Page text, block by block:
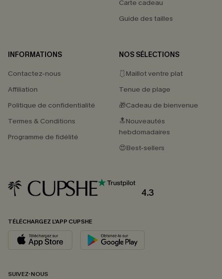
Carte cadeau
Guide des tailles
INFORMATIONS
Contactez-nous
Affiliation
Politique de confidentialité
Termes & Conditions
Programme de fidélité
NOS SÉLECTIONS
🩱Maillot ventre plat
Tenue de plage
🎁Cadeau de bienvenue
🔝Nouveautés
hebdomadaires
😍Best-sellers
4.3
TÉLÉCHARGEZ L’APP CUPSHE
SUIVEZ-NOUS